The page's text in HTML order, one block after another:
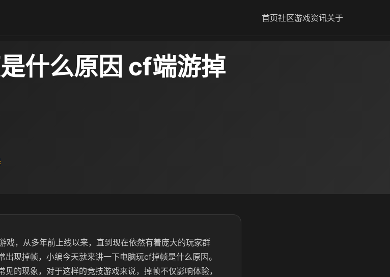
首页社区游戏资讯关于
什么原因 cf端游掉
戏，从多年前上线以来，直到现在依然有着庞大的玩家群
现掉帧，小编今天就来讲一下电脑玩cf掉帧是什么原因。
的现象，对于这样的竞技游戏来说，掉帧不仅影响体验，